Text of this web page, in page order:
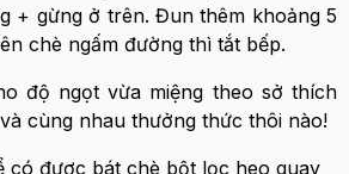
+ gừng ở trên. Đun thêm khoảng 5
chè ngấm đường thì tắt bếp.
độ ngọt vừa miệng theo sở thích
cùng nhau thưởng thức thôi nào!